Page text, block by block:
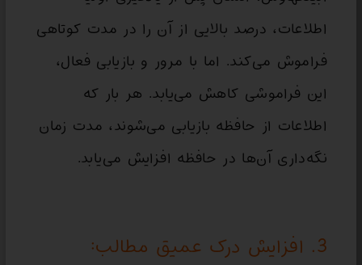
اطلاعات، درصد بالایی از آن را در مدت کوتاهی
فراموش می‌کند. اما با مرور و بازیابی فعال،
این فراموشی کاهش می‌یابد. هر بار که
اطلاعات از حافظه بازیابی می‌شوند، مدت زمان
نگه‌داری آن‌ها در حافظه افزایش می‌یابد.
3. افزایش درک عمیق مطالب: